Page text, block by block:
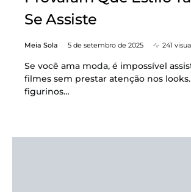
Se Assiste
Meia Sola 5 de setembro de 2025 241
Se você ama moda, é impossível
filmes sem prestar atenção nos
figurinos…